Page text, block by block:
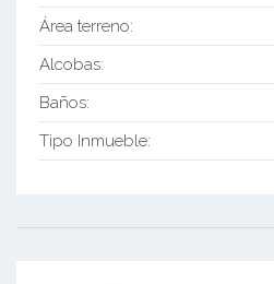
Área terreno:
Alcobas:
Baños:
Tipo Inmueble: